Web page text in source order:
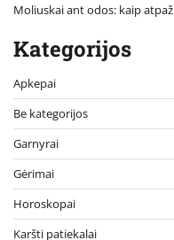
Moliuskai ant odos: kaip
Kategorijos
Apkepai
Be kategorijos
Garnyrai
Gėrimai
Horoskopai
Karšti patiekalai